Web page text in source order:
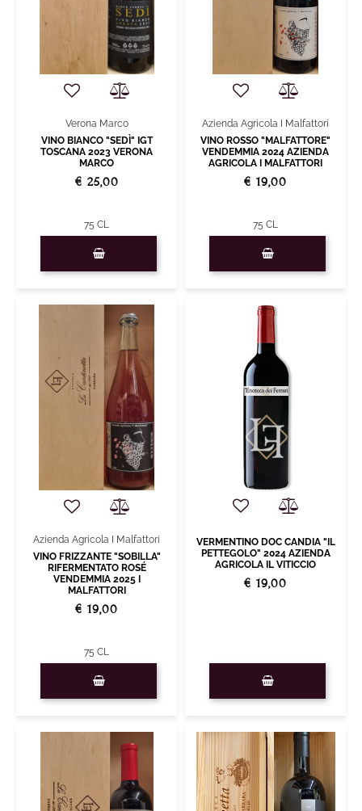
Verona Marco
VINO BIANCO "SEDÌ" IGT
TOSCANA 2023 VERONA
MARCO
€ 25,00
75 CL
Azienda Agricola I Malfattori
VINO ROSSO "MALFATTORE"
VENDEMMIA 2024 AZIENDA
AGRICOLA I MALFATTORI
€ 19,00
75 CL
Azienda Agricola I Malfattori
VINO FRIZZANTE "SOBILLA"
RIFERMENTATO ROSÉ
VENDEMMIA 2025 I
MALFATTORI
€ 19,00
75 CL
VERMENTINO DOC CANDIA "IL
PETTEGOLO" 2024 AZIENDA
AGRICOLA IL VITICCIO
€ 19,00